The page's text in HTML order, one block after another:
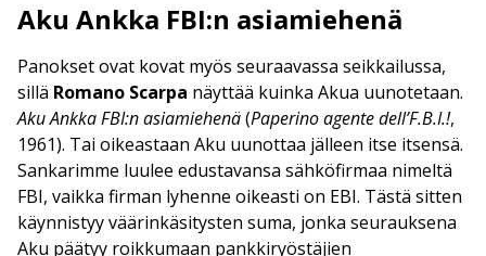
Aku Ankka FBI:n asiamiehenä
Panokset ovat kovat myös seuraavassa seikkailussa,
sillä Romano Scarpa näyttää kuinka Akua uunotetaan.
Aku Ankka FBI:n asiamiehenä(Paperino agente dell’F.B.I.!,
1961). Tai oikeastaan Aku uunottaa jälleen itse itsensä.
Sankarimme luulee edustavansa sähköfirmaa nimeltä
FBI, vaikka firman lyhenne oikeasti on EBI. Tästä sitten
käynnistyy väärinkäsitysten suma, jonka seurauksena
Aku päätyy roikkumaan pankkiryöstäjien